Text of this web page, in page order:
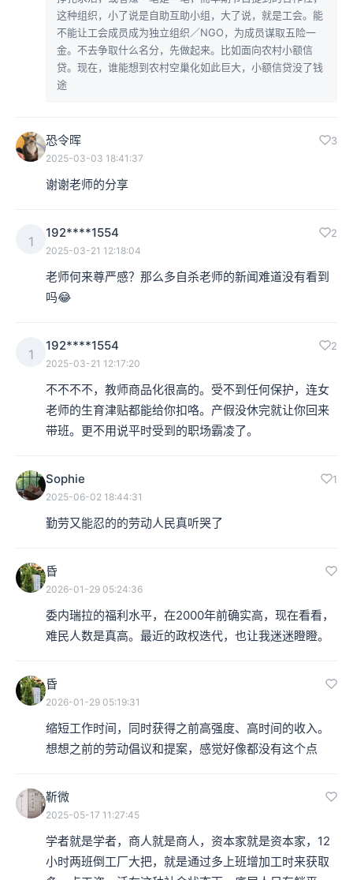
这种组织，小了说是自助互助小组，大了说，就是工会。能
不能让工会成员成为独立组织／NGO，为成员谋取五险一
金。不去争取什么名分，先做起来。比如面向农村小额信
贷。现在，谁能想到农村空巢化如此巨大，小额信贷没了钱
途
恐令晖 3
2025-03-03 18:41:37
谢谢老师的分享
1
192****1554 2
2025-03-21 12:18:04
老师何来尊严感？那么多自杀老师的新闻难道没有看到
吗😂
1
192****1554 2
2025-03-21 12:17:20
不不不不，教师商品化很高的。受不到任何保护，连女
老师的生育津贴都能给你扣咯。产假没休完就让你回来
带班。更不用说平时受到的职场霸凌了。
Sophie 1
2025-06-02 18:44:31
勤劳又能忍的的劳动人民真听哭了
昏
2026-01-29 05:24:36
委内瑞拉的福利水平，在2000年前确实高，现在看看，
难民人数是真高。最近的政权迭代，也让我迷迷瞪瞪。
昏
2026-01-29 05:19:31
缩短工作时间，同时获得之前高强度、高时间的收入。
想想之前的劳动倡议和提案，感觉好像都没有这个点
靳微
2025-05-17 11:27:45
学者就是学者，商人就是商人，资本家就是资本家，12
小时两班倒工厂大把，就是通过多上班增加工时来获取